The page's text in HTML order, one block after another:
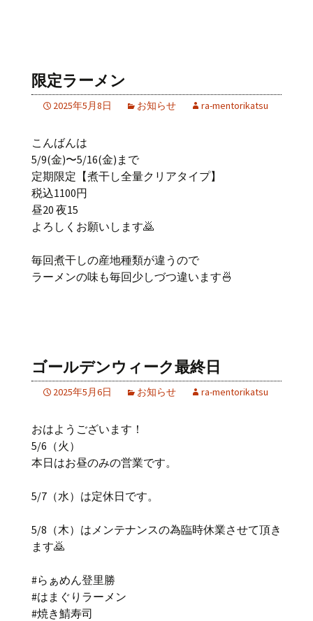
限定ラーメン
2025年5月8日 お知らせ ra-mentorikatsu
こんばんは
5/9(金)〜5/16(金)まで
定期限定【煮干し全量クリアタイプ】
税込1100円
昼20 夜15
よろしくお願いします🙇
毎回煮干しの産地種類が違うので
ラーメンの味も毎回少しづつ違います🍜
ゴールデンウィーク最終日
2025年5月6日 お知らせ ra-mentorikatsu
おはようございます！
5/6（火）
本日はお昼のみの営業です。
5/7（水）は定休日です。
5/8（木）はメンテナンスの為臨時休業させて頂き
ます🙇
#らぁめん登里勝
#はまぐりラーメン
#焼き鯖寿司